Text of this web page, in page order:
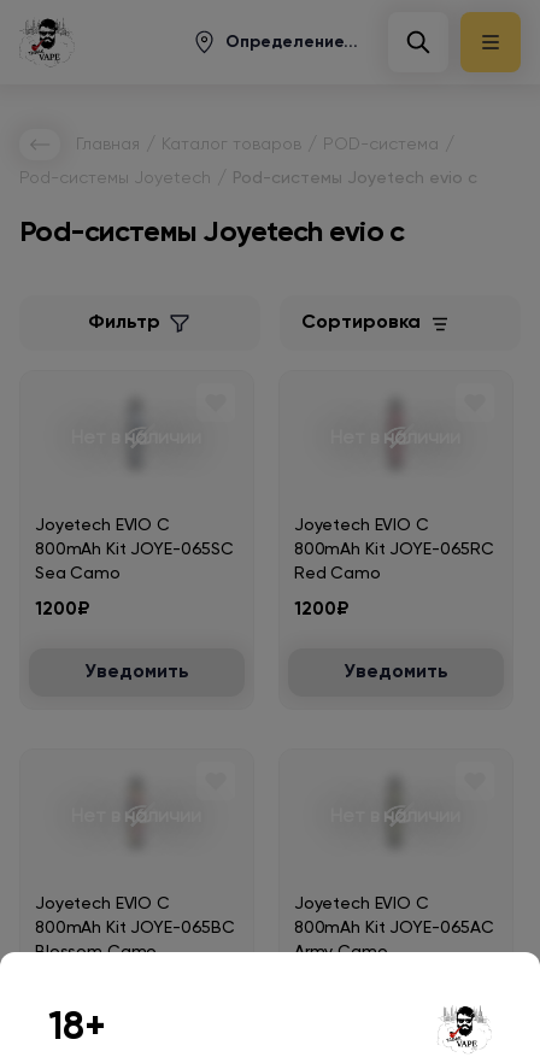
Определение...
Главная Каталог товаров POD-система
Pod-системы Joyetech Pod-системы Joyetech evio c
Pod-системы Joyetech evio c
Фильтр Сортировка
Нет в наличии
Joyetech EVIO C
800mAh Kit JOYE-065SC
Sea Camo
1200₽
Уведомить
Нет в наличии
Joyetech EVIO C
800mAh Kit JOYE-065RC
Red Camo
1200₽
Уведомить
Нет в наличии
Joyetech EVIO C
800mAh Kit JOYE-065BC
Blossom Camo
Нет в наличии
Joyetech EVIO C
800mAh Kit JOYE-065AC
Army Camo
Уведомить
18+